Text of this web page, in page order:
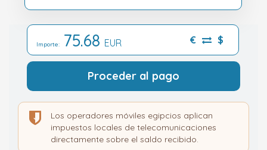
Importe: 75.68 EUR € $
Proceder al pago
Los operadores móviles egipcios aplican
impuestos locales de telecomunicaciones
directamente sobre el saldo recibido.